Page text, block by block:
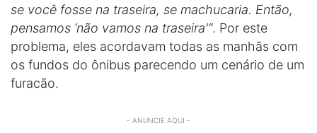
se você fosse na traseira, se machucaria. Então,
pensamos ‘não vamos na traseira'”. Por este
problema, eles acordavam todas as manhãs com
os fundos do ônibus parecendo um cenário de um
furacão.
- ANUNCIE AQUI -